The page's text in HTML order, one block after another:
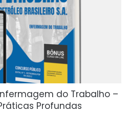
do Trabalho –
Profundas